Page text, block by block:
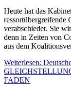
Heute hat das
ressortübergreifende
verabschiedet. Sie
denn in Zeiten von
aus dem
Weiterlesen:
FADEN